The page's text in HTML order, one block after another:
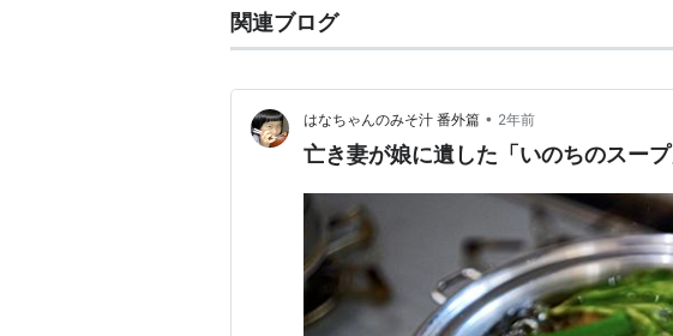
関連ブログ
はなちゃんのみそ汁 番外篇 • 2年前
亡き妻が娘に遺した「いのちのスープ